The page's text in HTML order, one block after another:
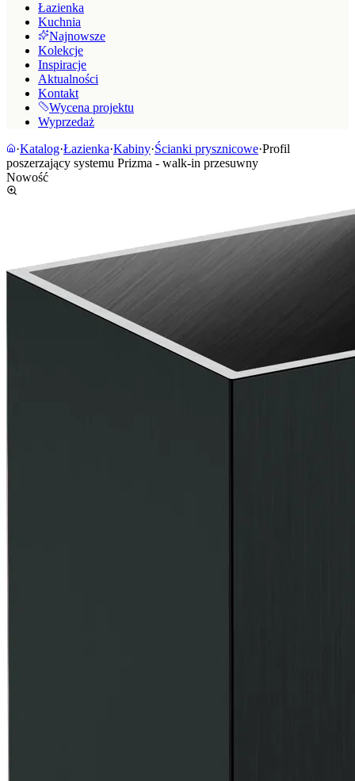
Łazienka
Kuchnia
Najnowsze
Kolekcje
Inspiracje
Aktualności
Kontakt
Wycena projektu
Wyprzedaż
·Katalog·Łazienka·Kabiny·Ścianki prysznicowe·Profil
poszerzający systemu Prizma - walk-in przesuwny
Nowość